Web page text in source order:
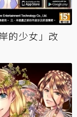
的少女」改